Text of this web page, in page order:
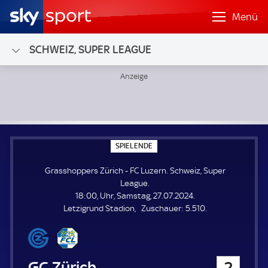
Menü
SCHWEIZ, SUPER LEAGUE
SPIELENDE
P
E
N
E
Grasshoppers Zürich - FC Luzern. Schweiz, Super
League.
18:00, Uhr, Samstag, 27.07.2024.
Letzigrund Stadion
Zuschauer: Z
5.510.